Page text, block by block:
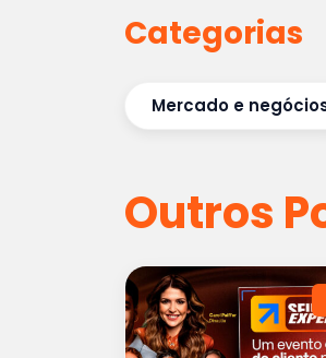
Categorias
Mercado e
Outros